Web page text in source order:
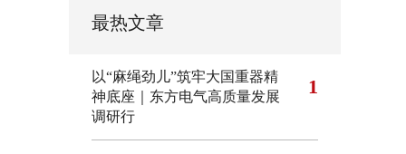
最热文章
以“麻绳劲儿”筑牢大国重器精
神底座｜东方电气高质量发展
调研行
1